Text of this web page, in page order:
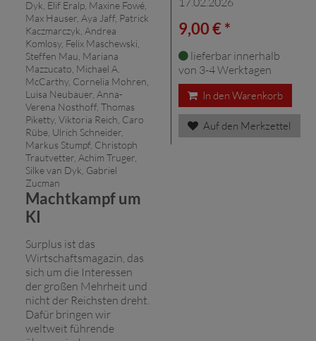
Dyk, Elif Eralp, Maxine Fowé,
Max Hauser, Aya Jaff, Patrick
Kaczmarczyk, Andrea
Komlosy, Felix Maschewski,
Steffen Mau, Mariana
Mazzucato, Michael A.
McCarthy, Cornelia Mohren,
Luisa Neubauer, Anna-
Verena Nosthoff, Thomas
Piketty, Viktoria Reich, Caro
Rübe, Ulrich Schneider,
Markus Stumpf, Christoph
Trautvetter, Achim Truger,
Silke van Dyk, Gabriel
Zucman
Machtkampf um
KI
Surplus ist das
Wirtschaftsmagazin, das
sich um die Interessen
der großen Mehrheit und
nicht der Reichsten dreht.
Dafür bringen wir
weltweit führende
9,00 € *
lieferbar innerhalb
von 3-4 Werktagen
In den Warenkorb
Auf den Merkzettel